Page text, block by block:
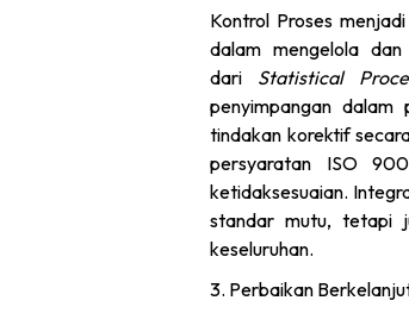
Kontrol Proses
dalam mengelola
dari Statistical
penyimpangan dalam
tindakan korektif
persyaratan ISO
ketidaksesuaian.
standar mutu, tetapi
keseluruhan.
3. Perbaikan